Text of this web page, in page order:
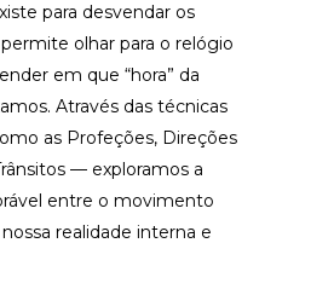
para desvendar os
olhar para o relógio
em que “hora” da
Através das técnicas
as Profeções, Direções
— exploramos a
entre o movimento
realidade interna e